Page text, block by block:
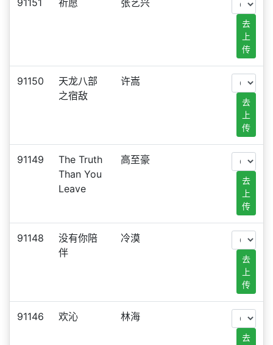
91151 祈愿 张艺兴
去
上
传
91150
天龙八部
之宿敌
许嵩
去
上
传
91149
The Truth
Than You
Leave
高至豪
去
上
传
91148
没有你陪
伴
冷漠
去
上
传
91146 欢沁 林海
去